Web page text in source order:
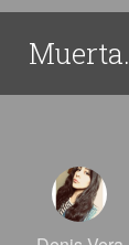
Muerta.